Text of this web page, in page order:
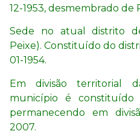
12-1953, desmembrado de
Sede no atual distrito
Peixe). Constituído do
01-1954.
Em divisão territorial
município é constituído
permanecendo em
2007.